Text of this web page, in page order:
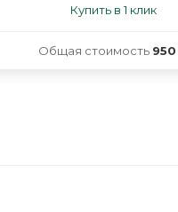
Купить в 1 клик
Общая стоимость